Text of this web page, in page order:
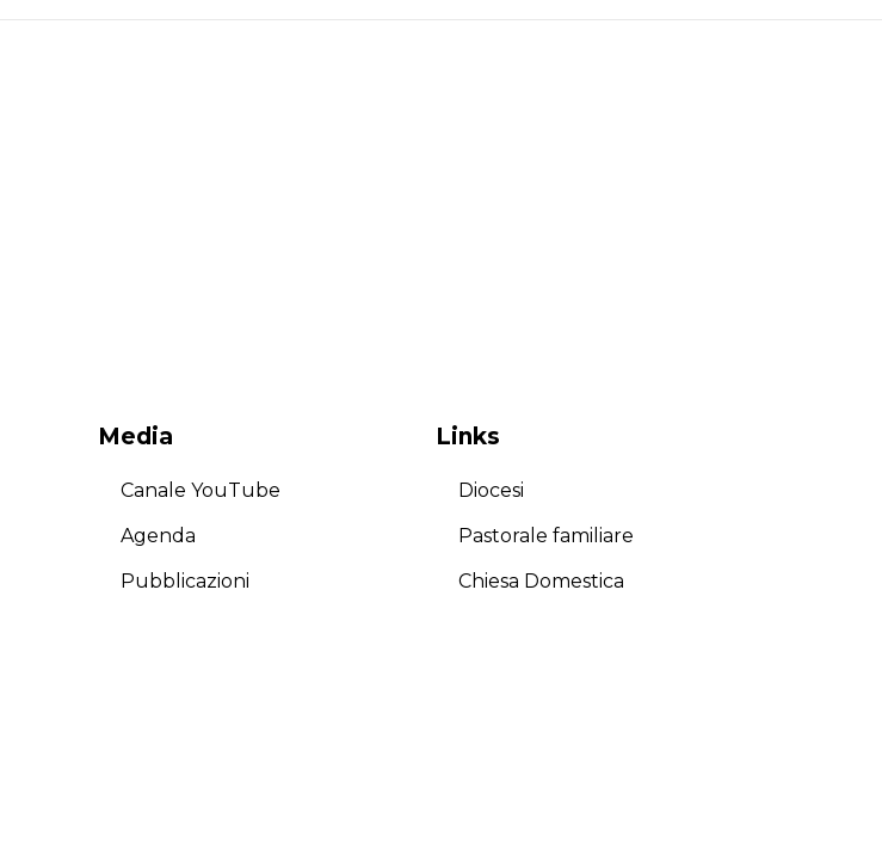
Media
Canale YouTube
Agenda
Pubblicazioni
Links
Diocesi
Pastorale familiare
Chiesa Domestica